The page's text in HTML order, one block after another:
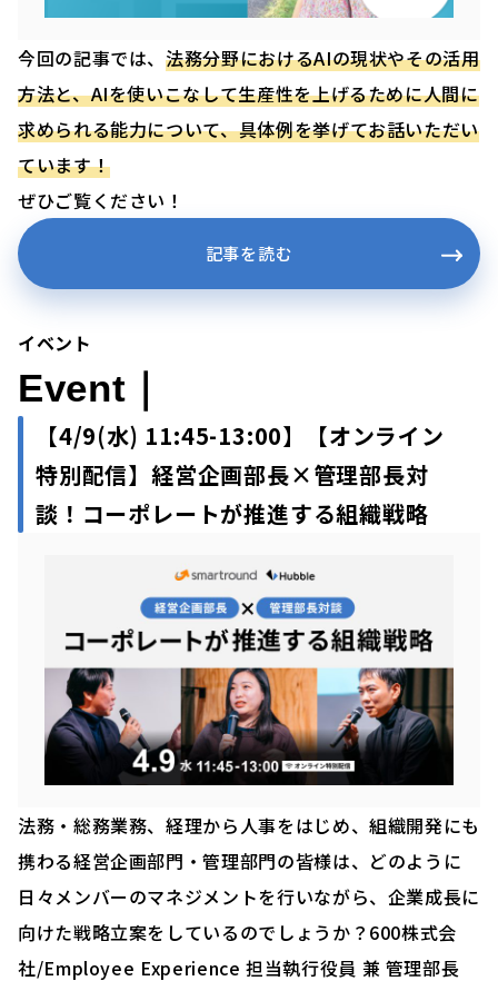
今回の記事では、法務分野におけるAIの現状やその活用
方法と、AIを使いこなして生産性を上げるために人間に
求められる能力について、具体例を挙げてお話いただい
ています！
ぜひご覧ください！
記事を読む
イベント
Event｜
【4/9(水) 11:45-13:00】【オンライン
特別配信】経営企画部長×管理部長対
談！コーポレートが推進する組織戦略
法務・総務業務、経理から人事をはじめ、組織開発にも
携わる経営企画部門・管理部門の皆様は、どのように
日々メンバーのマネジメントを行いながら、企業成長に
向けた戦略立案をしているのでしょうか？600株式会
社/Employee Experience 担当執行役員 兼 管理部長